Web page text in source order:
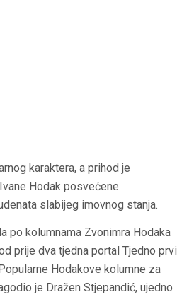
karaktera, a prihod je
Hodak posvećene
slabijeg imovnog stanja.
po kolumnama Zvonimra Hodaka
prije dva tjedna portal Tjedno prvi
Hodakove kolumne za
je Dražen Stjepandić, ujedno